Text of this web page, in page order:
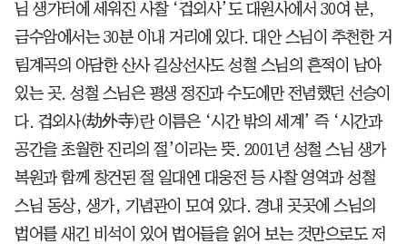
님 생가터에 세워진 사찰 ‘겁외사’도 대원사에서 30여 분,
금수암에서는 30분 이내 거리에 있다. 대안 스님이 추천한 거
림계곡의 아담한 산사 길상선사도 성철 스님의 흔적이 남아
있는 곳. 성철 스님은 평생 정진과 수도에만 전념했던 선승이
다. 겁외사(劫外寺)란 이름은 ‘시간 밖의 세계’ 즉 ‘시간과
공간을 초월한 진리의 절’이라는 뜻. 2001년 성철 스님 생가
복원과 함께 창건된 절 일대엔 대웅전 등 사찰 영역과 성철
스님 동상, 생가, 기념관이 모여 있다. 경내 곳곳에 스님의
법어를 새긴 비석이 있어 법어들을 읽어 보는 것만으로도 저